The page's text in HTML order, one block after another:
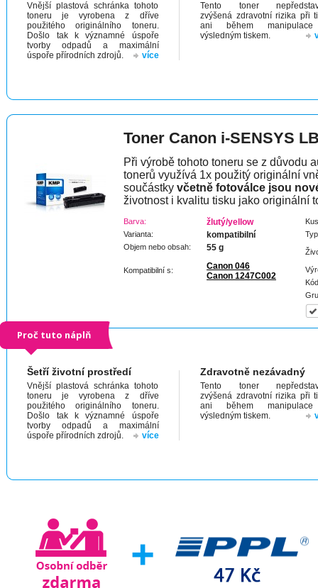
Vnější plastová schránka tohoto
toneru je vyrobena z dříve
použitého originálního toneru.
Došlo tak k významné úspoře
tvorby odpadů a maximální
úspoře přírodních zdrojů.
více
Tento toner
zvýšená zdravotní rizika při
ani během
výsledným tiskem.
Toner Canon i-SENSYS
Při výrobě tohoto toneru se z důvodu
tonerů využívá 1x použitý originální
součástky včetně fotoválce jsou
životnost i kvalitu tisku jako originální
Barva: žlutý/yellow
Varianta: kompatibilní
Objem nebo obsah: 55 g
Kompatibilní s:
Canon 046
Canon 1247C002
Proč tuto náplň
Šetří životní prostředí
Vnější plastová schránka tohoto
toneru je vyrobena z dříve
použitého originálního toneru.
Došlo tak k významné úspoře
tvorby odpadů a maximální
úspoře přírodních zdrojů.
více
Zdravotně nezávadný
Tento toner
zvýšená zdravotní rizika při
ani během
výsledným tiskem.